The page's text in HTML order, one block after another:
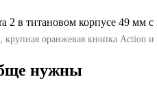
оранжевая кнопка Action и
нужны